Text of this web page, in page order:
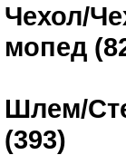
Чехол/
мопед
Шлем/
(393)